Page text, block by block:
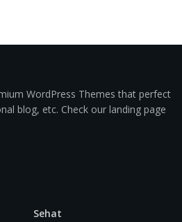
WordPress Themes that perfect
blog, etc. Check our landing page
Sehat